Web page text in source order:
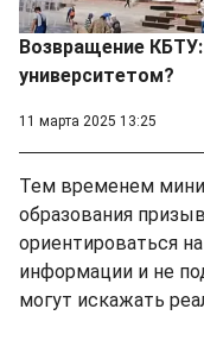
Возвращение
университетом?
11 марта 2025 13:25
Тем временем
образования
ориентироваться
информации и не
могут искажать